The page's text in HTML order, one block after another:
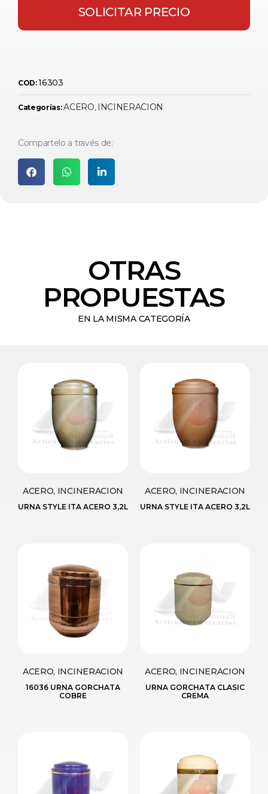
SOLICITAR PRECIO
COD:16303
Categorías:ACERO, INCINERACION
Compartelo a través de:
OTRAS
PROPUESTAS
EN LA MISMA CATEGORÍA
ACERO, INCINERACION
URNA STYLE ITA ACERO 3,2L
ACERO, INCINERACION
URNA STYLE ITA ACERO 3,2L
ACERO, INCINERACION
16036 URNA GORCHATA
COBRE
ACERO, INCINERACION
URNA GORCHATA CLASIC
CREMA